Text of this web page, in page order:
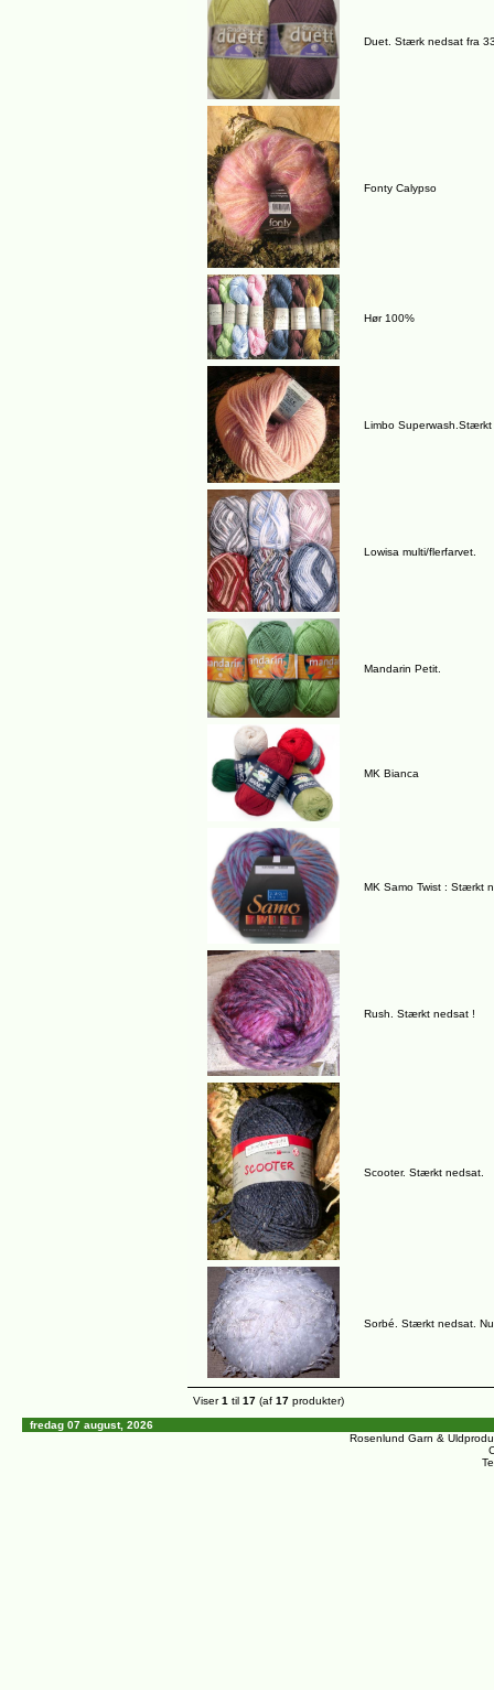
Duet. Stærk nedsat fra
Fonty Calypso
Hør 100%
Limbo
Lowisa multi/flerfarvet.
Mandarin Petit.
MK Bianca
MK Samo Twist : Stærkt
Rush. Stærkt nedsat !
Scooter. Stærkt nedsat.
Sorbé. Stærkt nedsat.
Viser1 til 17 (af 17 produkter)
fredag 07 august, 2026
Rosenlund Garn &